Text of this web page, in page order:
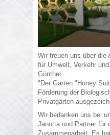
Wir freuen uns über die
für Umwelt, Verkehr
Günther ...
"Der Garten "Honey
Förderung der
Privatgärten
Wir bedanken uns bei
Janotta und Partner für
Zusammenarbeit. Es